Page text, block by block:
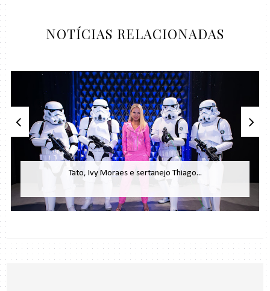
NOTÍCIAS RELACIONADAS
Tato, Ivy Moraes e sertanejo Thiago...